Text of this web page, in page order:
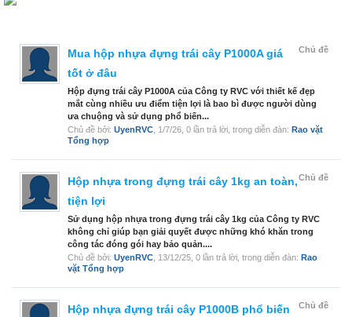
Chủ đề
Mua hộp nhựa đựng trái cây P1000A giá
tốt ở đâu
Hộp đựng trái cây P1000A của Công ty RVC với thiết kế đẹp
mắt cùng nhiều ưu điểm tiện lợi là bao bì được người dùng
ưa chuộng và sử dụng phổ biến...
Chủ đề bởi: UyenRVC 1/7/26 , 0 lần trả lời, trong diễn đàn: Rao vặt
Tổng hợp
Chủ đề
Hộp nhựa trong đựng trái cây 1kg an toàn,
tiện lợi
Sử dụng hộp nhựa trong đựng trái cây 1kg của Công ty RVC
không chỉ giúp bạn giải quyết được những khó khăn trong
công tác đóng gói hay bảo quản....
Chủ đề bởi: UyenRVC 13/12/25 , 0 lần trả lời, trong diễn đàn: Rao
vặt Tổng hợp
Chủ đề
Hộp nhựa đựng trái cây P1000B phổ biến